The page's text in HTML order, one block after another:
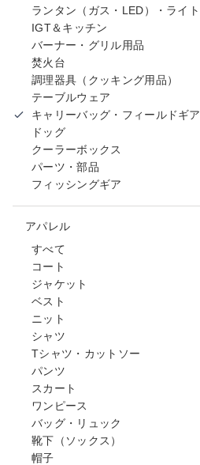
ランタン（ガス・LED）・ライト
IGT＆キッチン
バーナー・グリル用品
焚火台
調理器具（クッキング用品）
テーブルウェア
キャリーバッグ・フィールドギア
ドッグ
クーラーボックス
パーツ・部品
フィッシングギア
アパレル
すべて
コート
ジャケット
ベスト
ニット
シャツ
Tシャツ・カットソー
パンツ
スカート
ワンピース
バッグ・リュック
靴下（ソックス）
帽子